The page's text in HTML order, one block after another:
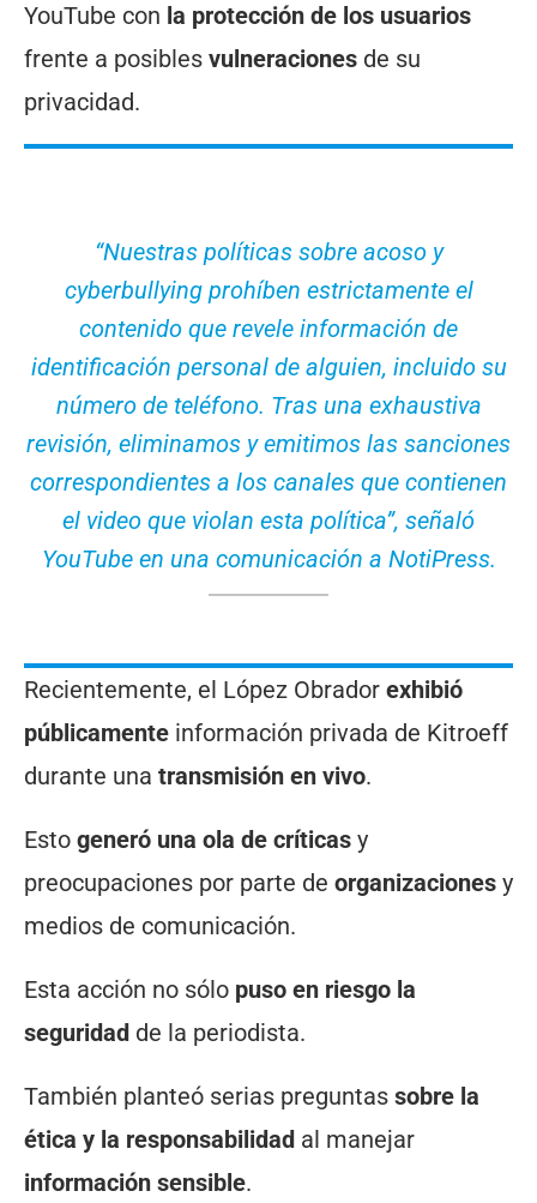
YouTube con la protección de los usuarios
frente a posibles vulneraciones de su
privacidad.
“Nuestras políticas sobre acoso y
cyberbullying prohíben estrictamente el
contenido que revele información de
identificación personal de alguien, incluido su
número de teléfono. Tras una exhaustiva
revisión, eliminamos y emitimos las sanciones
correspondientes a los canales que contienen
el video que violan esta política”, señaló
YouTube en una comunicación a NotiPress.
Recientemente, el López Obrador exhibió
públicamente información privada de Kitroeff
durante una transmisión en vivo.
Esto generó una ola de críticas y
preocupaciones por parte de organizaciones y
medios de comunicación.
Esta acción no sólo puso en riesgo la
seguridad de la periodista.
También planteó serias preguntas sobre la
ética y la responsabilidad al manejar
información sensible.